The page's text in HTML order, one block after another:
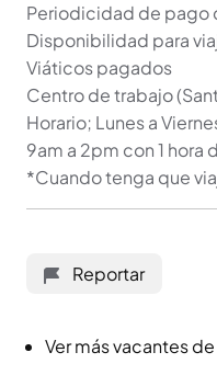
Periodicidad de pago
Disponibilidad para
Viáticos pagados
Centro de trabajo
Horario; Lunes a
9am a 2pm con 1 hora
*Cuando tenga que
Reportar
Ver más vacantes